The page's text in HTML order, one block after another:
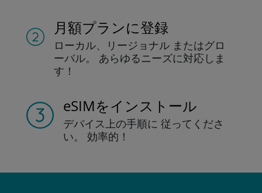
月額プランに登録
ローカル、リージョナル またはグロ
ーバル。
あらゆるニーズに対応しま
す！
eSIMをインストール
デバイス上の手順に 従ってくださ
い。
効率的！